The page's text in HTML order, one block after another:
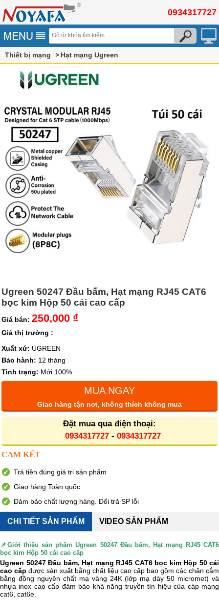
0934317727
Thiết bị mạng Hạt mạng Ugreen
Ugreen 50247 Đầu bấm, Hạt mạng RJ45 CAT6
bọc kim Hộp 50 cái cao cấp
Giá bán: 250,000 ₫
Giá thị trường :
Xuất xứ: UGREEN
Bảo hành: 12 tháng
Tình trạng: Mới 100%
MUA NGAY
Giao hàng tận nơi, không thích không mua
Đặt mua qua điện thoại:
0934317727- 0934317727
CAM KẾT
Trả tiền đúng giá trị sản phẩm
Giao hàng Toàn quốc
Đảm bảo chất lượng hàng. Đổi trả SP lỗi
CHI TIẾT SẢN PHẨM VIDEO SẢN PHẨM
📌Giới thiệu sản phẩmUgreen 50247 Đầu bấm, Hạt mạng RJ45 CAT6
bọc kim Hộp 50 cái cao cấp
Ugreen 50247 Đầu bấm, Hạt mạng RJ45 CAT6 bọc kim Hộp 50 cái
cao cấp được sản xuất bằng chất liệu cao cấp bao gồm các chân cắm
bằng đồng nguyên chất mạ vàng 24K (lớp mạ dày 50 micromet) và
nhựa inox cao cấp đảm bảo khả năng truyền tín hiệu của cáp mạng
cat6, cat6e.